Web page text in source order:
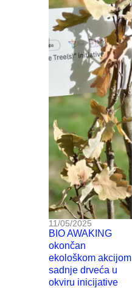
11/05/2025
BIO AWAKING
okončan
ekološkom akcijom
sadnje drveća u
okviru inicijative